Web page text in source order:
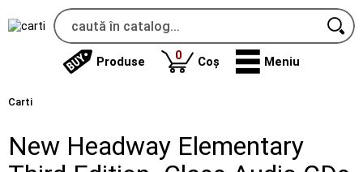
Produse 0produse
Coș Meniu
Carti
New Headway Elementary